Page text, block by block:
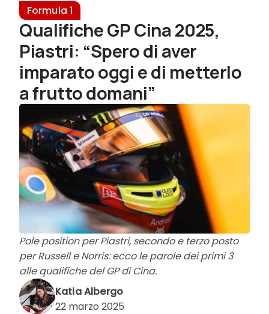
Formula 1
Qualifiche GP Cina 2025,
Piastri: “Spero di aver
imparato oggi e di metterlo
a frutto domani”
Pole position per Piastri, secondo e terzo posto
per Russell e Norris: ecco le parole dei primi 3
alle qualifiche del GP di Cina.
Katia Albergo
22 marzo 2025